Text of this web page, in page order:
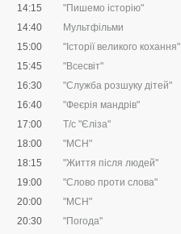
14:15
"Пишемо історію"
14:40
Мультфільми
15:00
"Історії великого кохання"
15:45
"Всесвіт"
16:30
"Служба розшуку дітей"
16:40
"Феєрія мандрів"
17:00
Т/с "Єліза"
18:00
"МСН"
18:15
"Життя після людей"
19:00
"Слово проти слова"
20:00
"МСН"
20:30
"Погода"